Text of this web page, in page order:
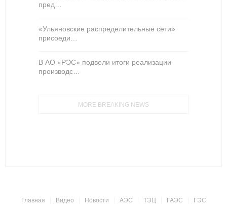
пред…
«Ульяновские распределительные сети»
присоеди…
В АО «РЭС» подвели итоги реализации
производс…
MORE BREAKING NEWS
Главная Видео Новости АЭС ТЭЦ ГАЭС ГЭС